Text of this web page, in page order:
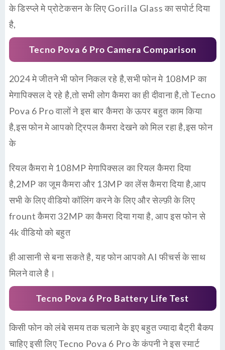
के डिस्प्ले मे प्रोटेकसन के लिए Gorilla Glass का सपोर्ट दिया
है,
Tecno Pova 6 Pro Camera Comparison
2024 मे जीतने भी फोन निकल रहे है,सभी फोन मे 108MP का
मेगापिक्सल दे रहे है,तो सभी लोग कैमरा का ही दीवाना है,तो Tecno
Pova 6 Pro वालों ने इस बार कैमरा के ऊपर बहुत काम किया
है,इस फोन मे आपको ट्रिपल कैमरा देखने को मिल रहा है,इस फोन
के
रियल कैमरा मे 108MP मेगापिक्सल का रियल कैमरा दिया
है,2MP का जूम कैमरा और 13MP का लेंस कैमरा दिया है,आप
सभी के लिए वीडियो कॉलिंग करने के लिए और सेल्फ़ी के लिए
frount कैमरा 32MP का कैमरा दिया गया है, आप इस फोन से
4k वीडियो को बहुत
ही आसानी से बना सकते है, यह फोन आपको AI फीचर्स के साथ
मिलने वाले है।
Tecno Pova 6 Pro Battery Life Test
किसी फोन को लंबे समय तक चलाने के इए बहुत ज्यादा बैट्री बैकप
चाहिए इसी लिए Tecno Pova 6 Pro के कंपनी ने इस स्मार्ट